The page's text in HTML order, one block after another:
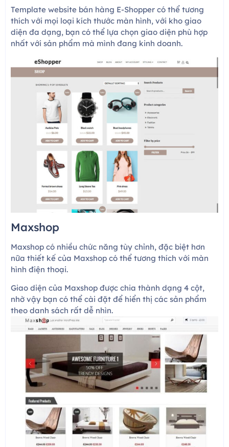
Template website bán hàng E-Shopper có thể tương
thích với mọi loại kích thước màn hình, với kho giao
diện đa dạng, bạn có thể lựa chọn giao diện phù hợp
nhất với sản phẩm mà mình đang kinh doanh.
Maxshop
Maxshop có nhiều chức năng tùy chỉnh, đặc biệt hơn
nữa thiết kế của Maxshop có thể tương thích với màn
hình điện thoại.
Giao diện của Maxshop được chia thành dạng 4 cột,
nhờ vậy bạn có thể cài đặt để hiển thị các sản phẩm
theo danh sách rất dễ nhìn.